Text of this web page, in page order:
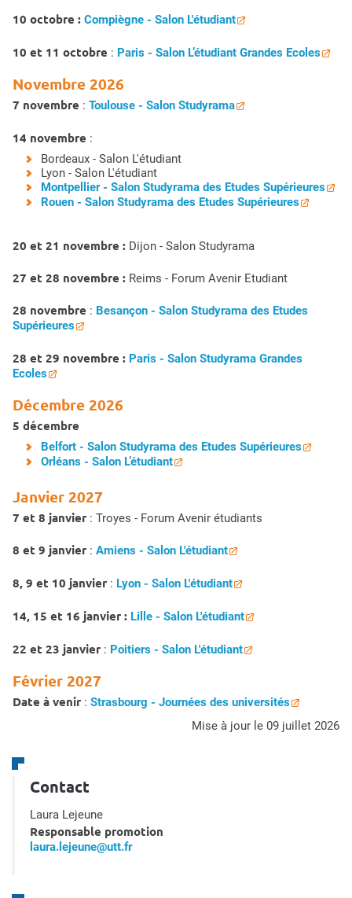
10 octobre : Compiègne - Salon L'étudiant
10 et 11 octobre : Paris - Salon L’étudiant Grandes Ecoles
Novembre 2026
7 novembre : Toulouse - Salon Studyrama
14 novembre :
Bordeaux - Salon L'étudiant
Lyon - Salon L'étudiant
Montpellier - Salon Studyrama des Etudes Supérieures
Rouen - Salon Studyrama des Etudes Supérieures
20 et 21 novembre : Dijon - Salon Studyrama
27 et 28 novembre : Reims - Forum Avenir Etudiant
28 novembre : Besançon - Salon Studyrama des Etudes
Supérieures
28 et 29 novembre : Paris - Salon Studyrama Grandes
Ecoles
Décembre 2026
5 décembre
Belfort - Salon Studyrama des Etudes Supérieures
Orléans - Salon L’étudiant
Janvier 2027
7 et 8 janvier : Troyes - Forum Avenir étudiants
8 et 9 janvier : Amiens - Salon L'étudiant
8, 9 et 10 janvier : Lyon - Salon L'étudiant
14, 15 et 16 janvier : Lille - Salon L'étudiant
22 et 23 janvier : Poitiers - Salon L'étudiant
Février 2027
Date à venir : Strasbourg - Journées des universités
mise à jour le 09 juillet 2026
Contact
Laura Lejeune
Responsable promotion
laura.lejeune@utt.fr